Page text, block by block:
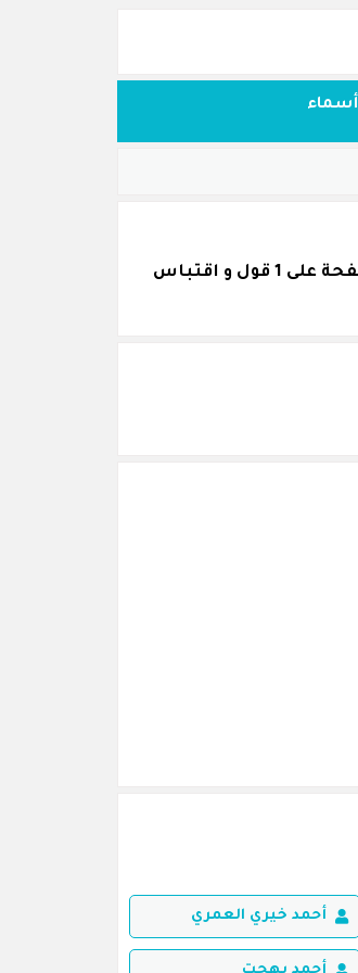
أسماء
اقتباسات أقوال وحكم من كلام الحارث بن أسد المحاسبي قمنا بجمعها بكل عناية و نرجو أن تنال اعجابكم. تحتوي الصفحة على 1 قول و اقتباس
أحمد خيري العمري